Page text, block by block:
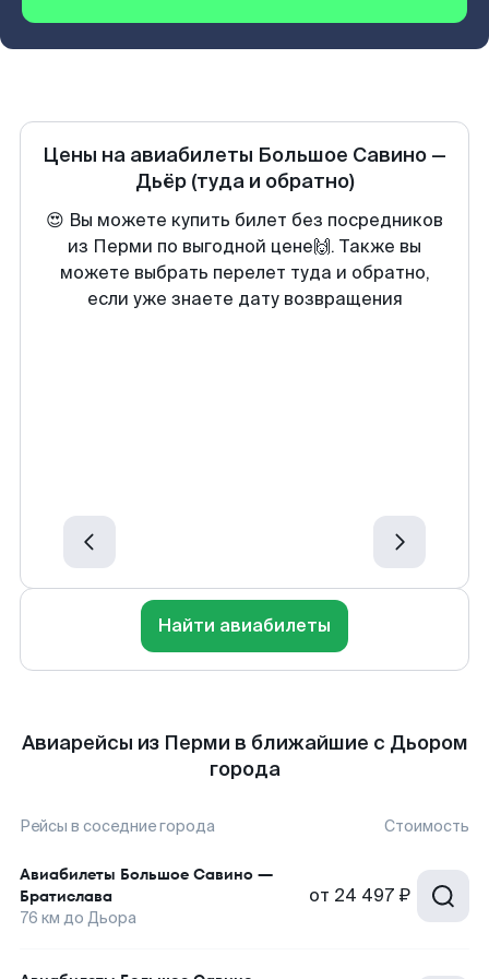
Цены на авиабилеты Большое Савино —
Дьёр (туда и обратно)
😍 Вы можете купить билет без посредников
из Перми по выгодной цене🙌. Также вы
можете выбрать перелет туда и обратно,
если уже знаете дату возвращения
Найти авиабилеты
Авиарейсы из Перми в ближайшие с Дьором
города
Рейсы в соседние города Стоимость
Авиабилеты Большое Савино —
Братислава
76 км до Дьора
от 24 497 ₽